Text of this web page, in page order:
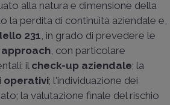
alla natura e dimensione della
la perdita di continuità aziendale e,
231, in grado di prevedere le
, con particolare
il check-up aziendale; la
operativi; l'individuazione dei
la valutazione finale del rischio